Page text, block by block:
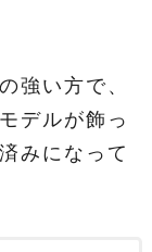
強い方で、
デルが飾っ
みになって